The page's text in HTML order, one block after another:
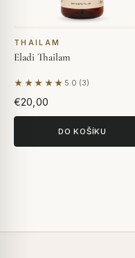
THAILAM
Eladi Thailam
★★★★★ 5.0 (3)
Na základě 3 hodnocení
€20,00
DO KOŠÍKU